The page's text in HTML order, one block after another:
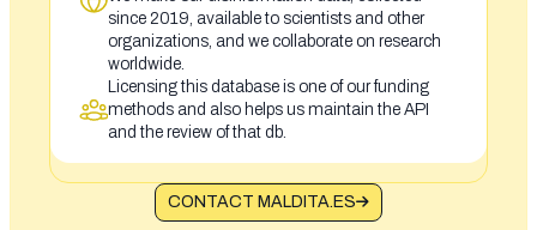
since 2019, available to scientists and other
organizations, and we collaborate on research
worldwide.
Licensing this database is one of our funding
methods and also helps us maintain the API
and the review of that db.
CONTACT MALDITA.ES